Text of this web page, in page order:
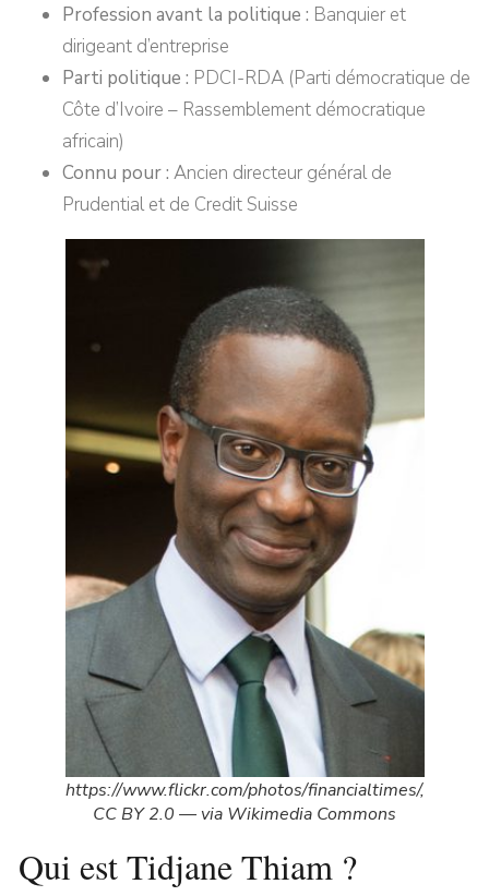
Profession avant la politique : Banquier et
dirigeant d’entreprise
Parti politique : PDCI-RDA (Parti démocratique de
Côte d’Ivoire – Rassemblement démocratique
africain)
Connu pour : Ancien directeur général de
Prudential et de Credit Suisse
https://www.flickr.com/photos/financialtimes/,
CC BY 2.0 — via Wikimedia Commons
Qui est Tidjane Thiam ?